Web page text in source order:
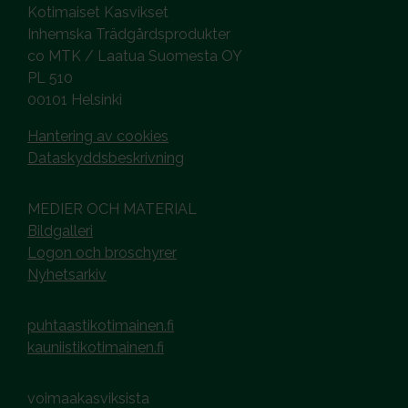
Kotimaiset Kasvikset
Inhemska Trädgårdsprodukter
co MTK / Laatua Suomesta OY
PL 510
00101 Helsinki
Hantering av cookies
Dataskyddsbeskrivning
MEDIER OCH MATERIAL
Bildgalleri
Logon och broschyrer
Nyhetsarkiv
puhtaastikotimainen.fi
kauniistikotimainen.fi
voimaakasviksista